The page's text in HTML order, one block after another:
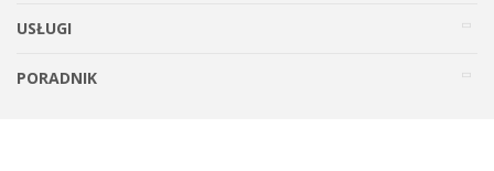
USŁUGI
PORADNIK